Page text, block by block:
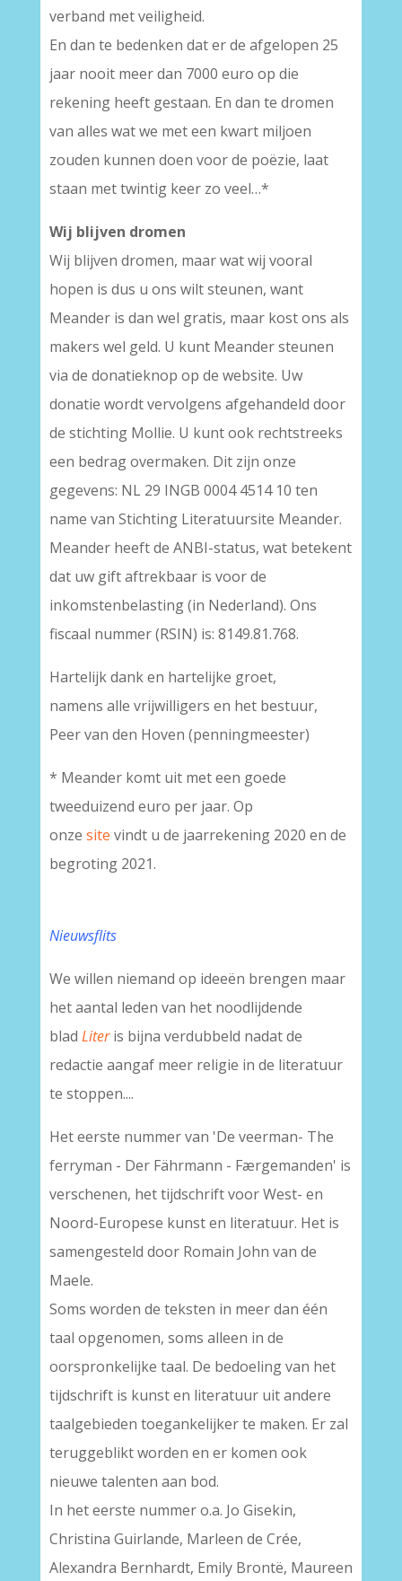
verband met veiligheid.
En dan te bedenken dat er de afgelopen 25
jaar nooit meer dan 7000 euro op die
rekening heeft gestaan. En dan te dromen
van alles wat we met een kwart miljoen
zouden kunnen doen voor de poëzie, laat
staan met twintig keer zo veel…*
Wij blijven dromen
Wij blijven dromen, maar wat wij vooral
hopen is dus u ons wilt steunen, want
Meander is dan wel gratis, maar kost ons als
makers wel geld. U kunt Meander steunen
via de donatieknop op de website. Uw
donatie wordt vervolgens afgehandeld door
de stichting Mollie. U kunt ook rechtstreeks
een bedrag overmaken. Dit zijn onze
gegevens: NL 29 INGB 0004 4514 10 ten
name van Stichting Literatuursite Meander.
Meander heeft de ANBI-status, wat betekent
dat uw gift aftrekbaar is voor de
inkomstenbelasting (in Nederland). Ons
fiscaal nummer (RSIN) is: 8149.81.768.
Hartelijk dank en hartelijke groet,
namens alle vrijwilligers en het bestuur,
Peer van den Hoven (penningmeester)
* Meander komt uit met een goede
tweeduizend euro per jaar. Op
onze site vindt u de jaarrekening 2020 en de
begroting 2021.
Nieuwsflits
We willen niemand op ideeën brengen maar
het aantal leden van het noodlijdende
blad Literis bijna verdubbeld nadat de
redactie aangaf meer religie in de literatuur
te stoppen....
Het eerste nummer van 'De veerman- The
ferryman - Der Fährmann - Færgemanden' is
verschenen, het tijdschrift voor West- en
Noord-Europese kunst en literatuur. Het is
samengesteld door Romain John van de
Maele.
Soms worden de teksten in meer dan één
taal opgenomen, soms alleen in de
oorspronkelijke taal. De bedoeling van het
tijdschrift is kunst en literatuur uit andere
taalgebieden toegankelijker te maken. Er zal
teruggeblikt worden en er komen ook
nieuwe talenten aan bod.
In het eerste nummer o.a. Jo Gisekin,
Christina Guirlande, Marleen de Crée,
Alexandra Bernhardt, Emily Brontë, Maureen